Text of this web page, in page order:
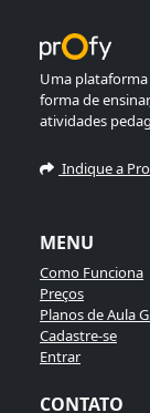
Uma
forma de
atividades
Indique a
MENU
Como Funciona
Preços
Planos de Aula
Cadastre-se
Entrar
CONTATO